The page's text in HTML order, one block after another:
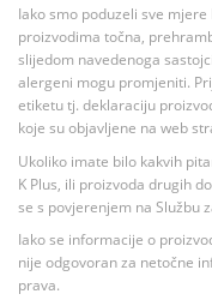
Iako smo poduzeli sve
proizvodima točna,
slijedom navedenoga
alergeni mogu promjeniti.
etiketu tj. deklaraciju
koje su objavljene na web
Ukoliko imate bilo kakvih
K Plus, ili proizvoda drugih
se s povjerenjem na Službu
Iako se informacije o
nije odgovoran za netočne
prava.